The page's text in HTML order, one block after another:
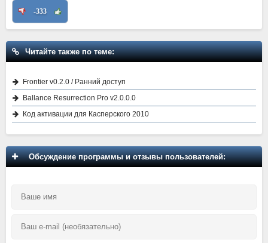
-333
Читайте также по теме:
Frontier v0.2.0 / Ранний доступ
Ballance Resurrection Pro v2.0.0.0
Код активации для Касперского 2010
Обсуждение программы и отзывы пользователей: